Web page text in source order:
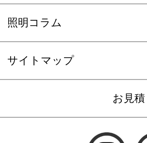
照明コラム
サイトマップ
お見